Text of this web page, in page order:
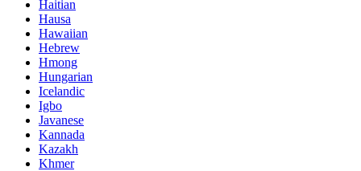
Haitian
Hausa
Hawaiian
Hebrew
Hmong
Hungarian
Icelandic
Igbo
Javanese
Kannada
Kazakh
Khmer